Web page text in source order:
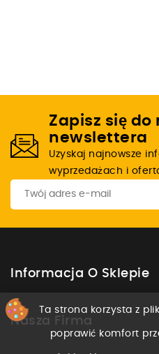
Zapisz się do
newslettera
Uzyskaj najnowsze
wyprzedażach i
Informacja O Sklepie
Nasza Firma
Ta strona korzysta z
poprawić komfort